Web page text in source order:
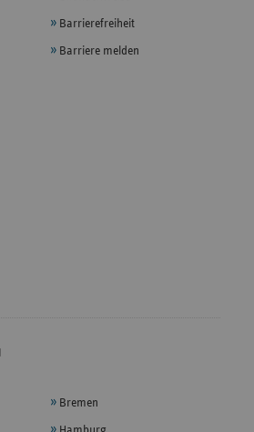
Barrierefreiheit
Barriere melden
Bremen